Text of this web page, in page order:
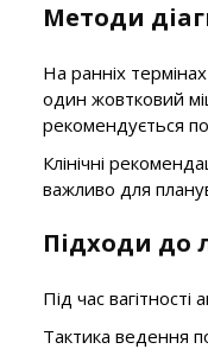
Методи
На ранніх
один жовтковий
рекомендується
Клінічні
важливо для
Підходи до
Під час
Тактика ведення